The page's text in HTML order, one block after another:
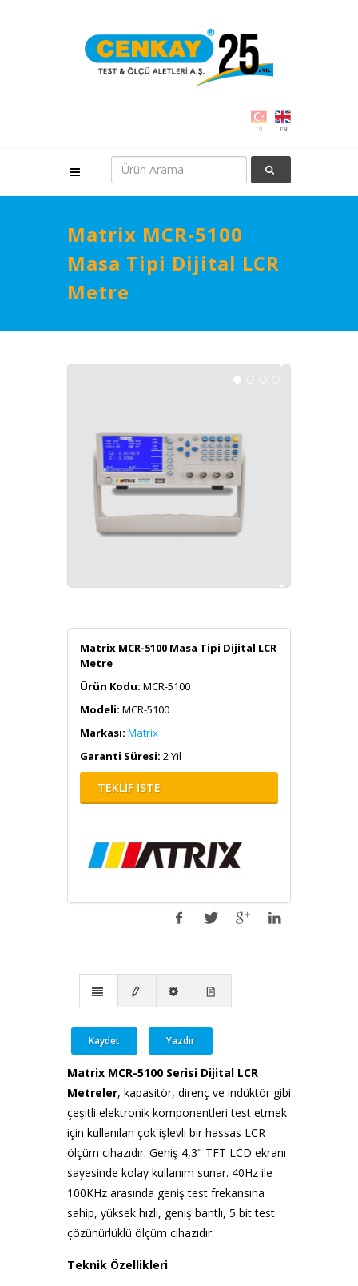
Matrix MCR-5100
Masa Tipi Dijital LCR
Metre
Matrix MCR-5100 Masa Tipi Dijital LCR
Metre
Ürün Kodu: MCR-5100
Modeli: MCR-5100
Markası: Matrix
Garanti Süresi: 2 Yıl
TEKLİF İSTE
Kaydet Yazdır
Matrix MCR-5100 Serisi Dijital LCR
Metreler, kapasitör, direnç ve indüktör gibi
çeşitli elektronik komponentleri test etmek
için kullanılan çok işlevli bir hassas LCR
ölçüm cihazıdır. Geniş 4,3" TFT LCD ekranı
sayesinde kolay kullanım sunar. 40Hz ile
100KHz arasında geniş test frekansına
sahip, yüksek hızlı, geniş bantlı, 5 bit test
çözünürlüklü ölçüm cihazıdır.
Teknik Özellikleri